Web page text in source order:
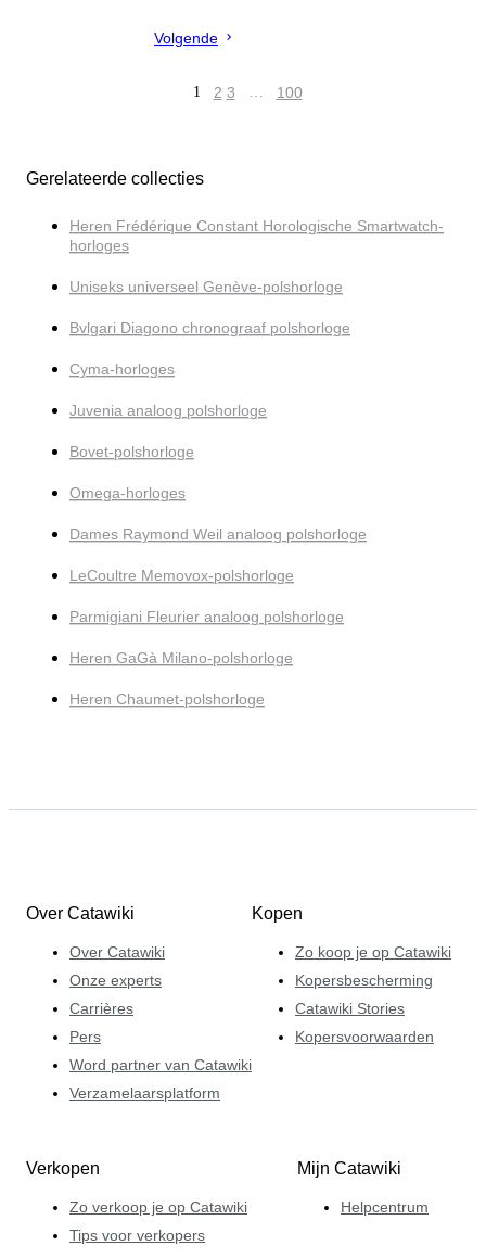
Volgende
1 2 3 … 100
Gerelateerde collecties
Heren Frédérique Constant Horologische Smartwatch-
horloges
Uniseks universeel Genève-polshorloge
Bvlgari Diagono chronograaf polshorloge
Cyma-horloges
Juvenia analoog polshorloge
Bovet-polshorloge
Omega-horloges
Dames Raymond Weil analoog polshorloge
LeCoultre Memovox-polshorloge
Parmigiani Fleurier analoog polshorloge
Heren GaGà Milano-polshorloge
Heren Chaumet-polshorloge
Over Catawiki
Over Catawiki
Onze experts
Carrières
Pers
Word partner van Catawiki
Verzamelaarsplatform
Kopen
Zo koop je op Catawiki
Kopersbescherming
Catawiki Stories
Kopersvoorwaarden
Verkopen
Zo verkoop je op Catawiki
Tips voor verkopers
Mijn Catawiki
Helpcentrum